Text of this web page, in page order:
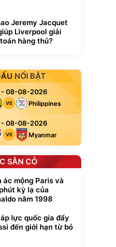
Jeremy Jacquet
Liverpool giải
hàng thủ?
NỔI BẬT
- 08-08-2026
VS Philippines
- 08-08-2026
VS Myanmar
SÂN CỎ
ác mộng Paris và
kỳ lạ của
năm 1998
lực quốc gia đẩy
đến giới hạn từ bỏ